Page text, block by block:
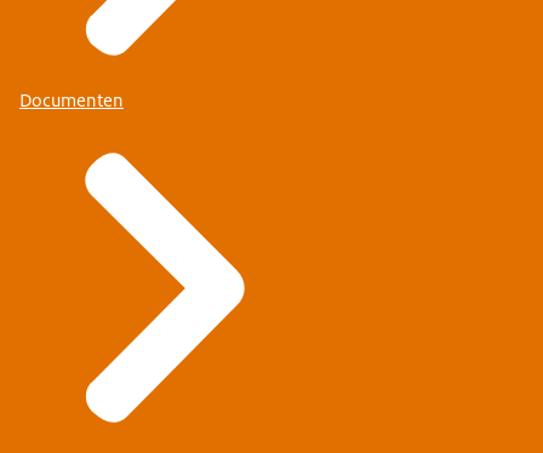
Documenten